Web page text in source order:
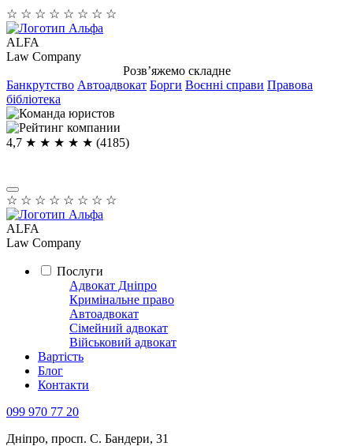
☆ ☆ ☆ ☆ ☆ ☆ ☆ ☆
ALFA
Law Company
Розв’яжемо складне
Банкрутство Автоадвокат Борги Воєнні справи Правова
бібліотека
4,7 ★ ★ ★ ★ ★ (4185)
☆ ☆ ☆ ☆ ☆ ☆ ☆ ☆
ALFA
Law Company
Послуги
Адвокат Дніпро
Кримінальне право
Автоадвокат
Сімейний адвокат
Військовий адвокат
Вартість
Блог
Контакти
099 970 77 20
Дніпро, просп. С. Бандери, 31